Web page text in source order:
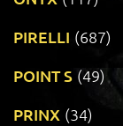
PIRELLI (687)
POINT S (49)
PRINX (34)